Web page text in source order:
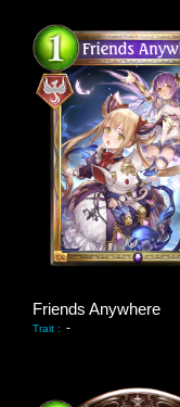
Friends Anywhere
Trait : -